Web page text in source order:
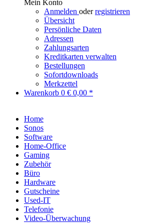
Mein Konto
Anmelden oderregistrieren
Übersicht
Persönliche Daten
Adressen
Zahlungsarten
Kreditkarten verwalten
Bestellungen
Sofortdownloads
Merkzettel
Warenkorb 0 € 0,00 *
Home
Sonos
Software
Home-Office
Gaming
Zubehör
Büro
Hardware
Gutscheine
Used-IT
Telefonie
Video-Überwachung